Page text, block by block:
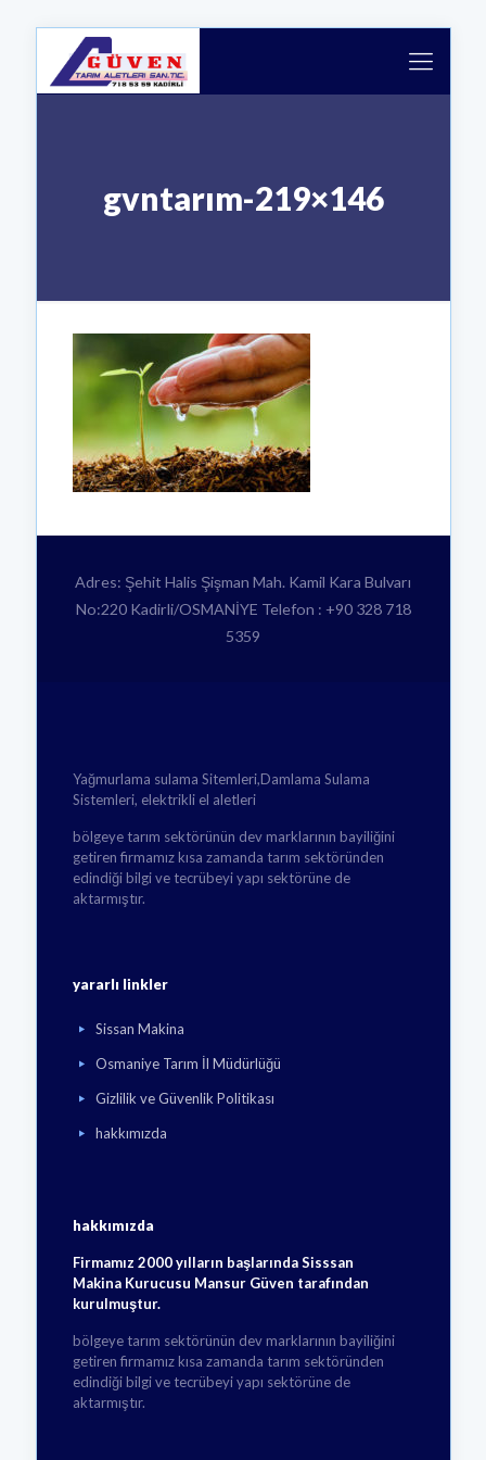
gvntarım-219×146
Adres: Şehit Halis Şişman Mah. Kamil Kara Bulvarı
No:220 Kadirli/OSMANİYE Telefon : +90 328 718
5359
Yağmurlama sulama Sitemleri,Damlama Sulama
Sistemleri, elektrikli el aletleri
bölgeye tarım sektörünün dev marklarının bayiliğini
getiren firmamız kısa zamanda tarım sektöründen
edindiği bilgi ve tecrübeyi yapı sektörüne de
aktarmıştır.
yararlı linkler
Sissan Makina
Osmaniye Tarım İl Müdürlüğü
Gizlilik ve Güvenlik Politikası
hakkımızda
hakkımızda
Firmamız 2000 yılların başlarında Sisssan
Makina Kurucusu Mansur Güven tarafından
kurulmuştur.
bölgeye tarım sektörünün dev marklarının bayiliğini
getiren firmamız kısa zamanda tarım sektöründen
edindiği bilgi ve tecrübeyi yapı sektörüne de
aktarmıştır.